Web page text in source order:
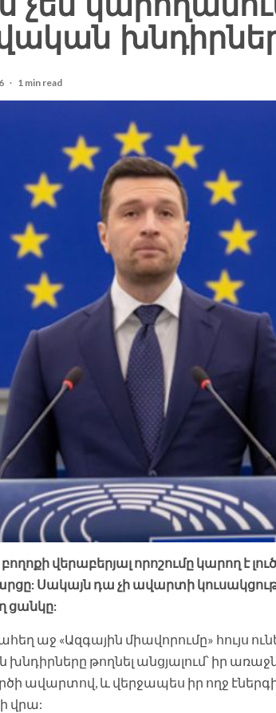
1 min read
վերաբերյալ որոշումը կարող է
Սակայն դա չի ավարտի
ցանկը:
աջ «Ազգային միավորումը» հույս
թողնել անցյալում՝ իր
ավարտով, և վերջապես իր ողջ
վրա: